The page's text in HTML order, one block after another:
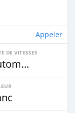
Appeler
DE VITESSES
Automatique